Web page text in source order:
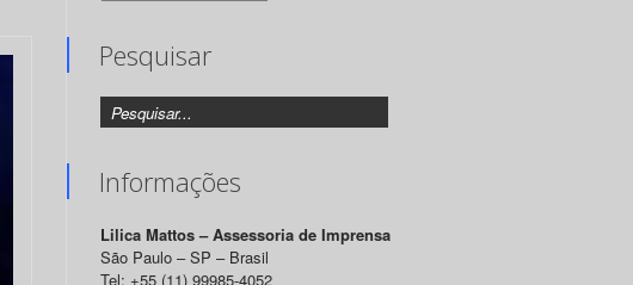
Pesquisar
Informações
Lilica Mattos – Assessoria de Imprensa
São Paulo – SP – Brasil
Tel: +55 (11) 99985-4052